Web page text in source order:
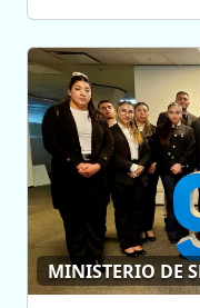
MINISTERIO DE